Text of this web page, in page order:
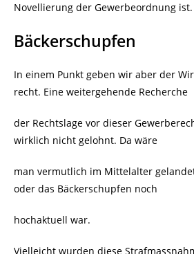
Novellierung der Gewerbeordnung ist.
Bäckerschupfen
In einem Punkt geben wir aber der
recht. Eine weitergehende Recherche
der Rechtslage vor dieser
wirklich nicht gelohnt. Da wäre
man vermutlich im Mittelalter
oder das Bäckerschupfen noch
hochaktuell war.
Vielleicht wurden diese